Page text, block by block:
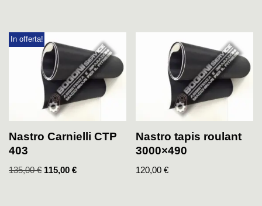
In offerta!
Nastro Carnielli CTP
403
135,00€ 115,00 €
Nastro tapis roulant
3000×490
120,00€